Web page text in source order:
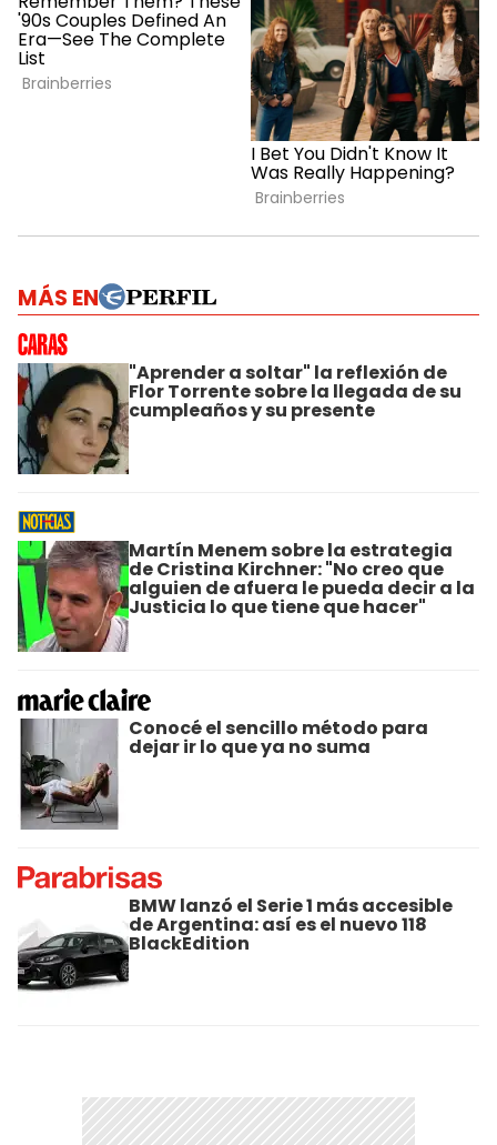
MÁS EN
"Aprender a soltar" la reflexión de
Flor Torrente sobre la llegada de su
cumpleaños y su presente
Martín Menem sobre la estrategia
de Cristina Kirchner: "No creo que
alguien de afuera le pueda decir a la
Justicia lo que tiene que hacer"
Conocé el sencillo método para
dejar ir lo que ya no suma
BMW lanzó el Serie 1 más accesible
de Argentina: así es el nuevo 118
BlackEdition